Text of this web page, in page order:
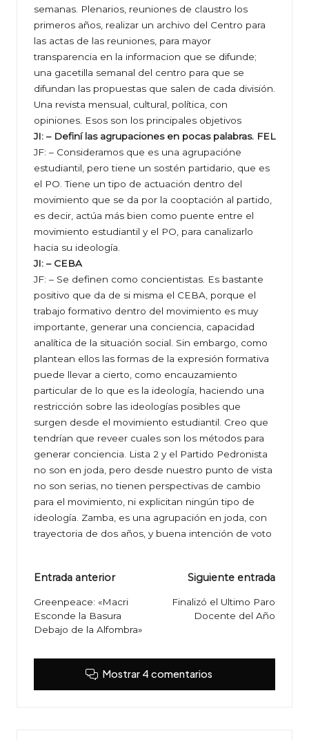
semanas. Plenarios, reuniones de claustro los
primeros años, realizar un archivo del Centro para
las actas de las reuniones, para mayor
transparencia en la informacion que se difunde;
una gacetilla semanal del centro para que se
difundan las propuestas que salen de cada división.
Una revista mensual, cultural, política, con
opiniones. Esos son los principales objetivos
JI: – Definí las agrupaciones en pocas palabras. FEL
JF: – Consideramos que es una agrupacióne
estudiantil, pero tiene un sostén partidario, que es
el PO. Tiene un tipo de actuación dentro del
movimiento que se da por la cooptación al partido,
es decir, actúa más bien como puente entre el
movimiento estudiantil y el PO, para canalizarlo
hacia su ideología.
JI: – CEBA
JF: – Se definen como concientistas. Es bastante
positivo que da de si misma el CEBA, porque el
trabajo formativo dentro del movimiento es muy
importante, generar una conciencia, capacidad
analítica de la situación social. Sin embargo, como
plantean ellos las formas de la expresión formativa
puede llevar a cierto, como encauzamiento
particular de lo que es la ideología, haciendo una
restricción sobre las ideologías posibles que
surgen desde el movimiento estudiantil. Creo que
tendrían que reveer cuales son los métodos para
generar conciencia. Lista 2 y el Partido Pedronista
no son en joda, pero desde nuestro punto de vista
no son serias, no tienen perspectivas de cambio
para el movimiento, ni explicitan ningún tipo de
ideología. Zamba, es una agrupación en joda, con
trayectoria de dos años, y buena intención de voto
Navegación
de
entradas
Entrada anterior
Greenpeace: «Macri
Esconde la Basura
Debajo de la Alfombra»
Siguiente entrada
Finalizó el Ultimo Paro
Docente del Año
Mostrar 4 comentarios